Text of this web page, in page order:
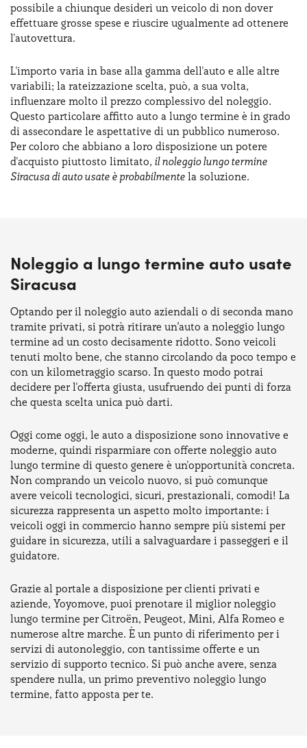
possibile a chiunque desideri un veicolo di non dover
effettuare grosse spese e riuscire ugualmente ad ottenere
l'autovettura.
L'importo varia in base alla gamma dell'auto e alle altre
variabili; la rateizzazione scelta, può, a sua volta,
influenzare molto il prezzo complessivo del noleggio.
Questo particolare affitto auto a lungo termine è in grado
di assecondare le aspettative di un pubblico numeroso.
Per coloro che abbiano a loro disposizione un potere
d'acquisto piuttosto limitato, il noleggio lungo termine
Siracusa di auto usate è probabilmente la soluzione.
Noleggio a lungo termine auto usate
Siracusa
Optando per il noleggio auto aziendali o di seconda mano
tramite privati, si potrà ritirare un’auto a noleggio lungo
termine ad un costo decisamente ridotto. Sono veicoli
tenuti molto bene, che stanno circolando da poco tempo e
con un kilometraggio scarso. In questo modo potrai
decidere per l'offerta giusta, usufruendo dei punti di forza
che questa scelta unica può darti.
Oggi come oggi, le auto a disposizione sono innovative e
moderne, quindi risparmiare con offerte noleggio auto
lungo termine di questo genere è un'opportunità concreta.
Non comprando un veicolo nuovo, si può comunque
avere veicoli tecnologici, sicuri, prestazionali, comodi! La
sicurezza rappresenta un aspetto molto importante: i
veicoli oggi in commercio hanno sempre più sistemi per
guidare in sicurezza, utili a salvaguardare i passeggeri e il
guidatore.
Grazie al portale a disposizione per clienti privati e
aziende, Yoyomove, puoi prenotare il miglior noleggio
lungo termine per Citroën, Peugeot, Mini, Alfa Romeo e
numerose altre marche. È un punto di riferimento per i
servizi di autonoleggio, con tantissime offerte e un
servizio di supporto tecnico. Si può anche avere, senza
spendere nulla, un primo preventivo noleggio lungo
termine, fatto apposta per te.